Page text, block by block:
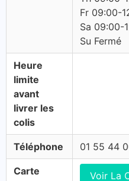
Fr 09:00-
Sa 09:00-
Su Fermé
Heure
limite
avant
livrer les
colis
Téléphone 01 55 44
Carte Voir La